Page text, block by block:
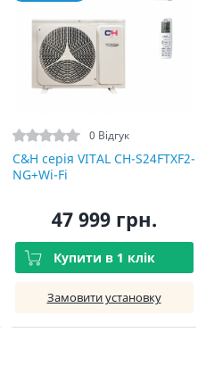
0 Відгук
C&H cерія VITAL CH-S24FTXF2-
NG+Wi-Fi
47 999 грн.
Купити в 1 клік
Замовити установку